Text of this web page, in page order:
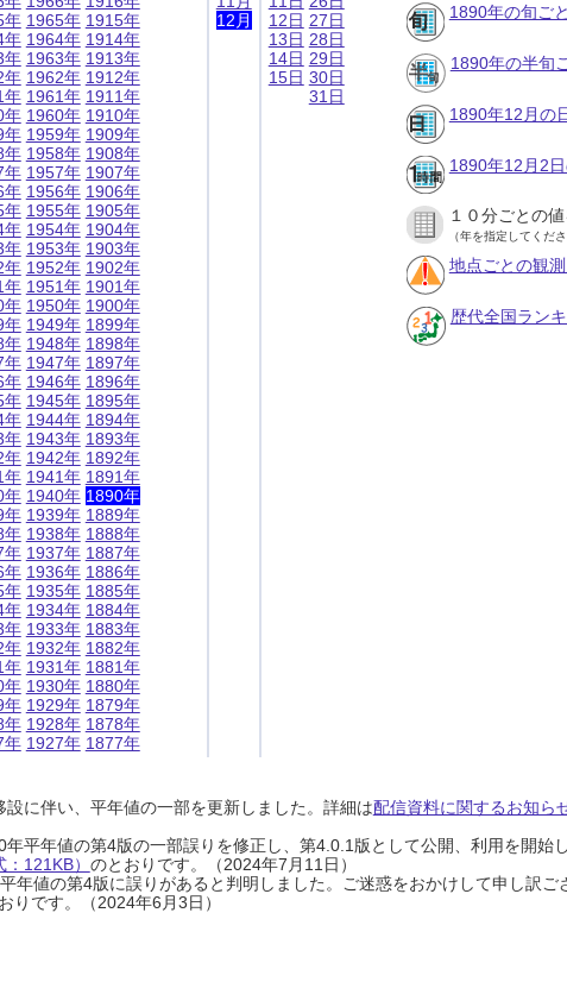
年
年
年
年
年
年
年
年
年
年
年
年
年
年
年
年
年
年
年
年
年
年
年
年
年
年
年
年
年
年
年
年
年
年
年
年
年
年
年
1965年
1964年
1963年
1962年
1961年
1960年
1959年
1958年
1957年
1956年
1955年
1954年
1953年
1952年
1951年
1950年
1949年
1948年
1947年
1946年
1945年
1944年
1943年
1942年
1941年
1940年
1939年
1938年
1937年
1936年
1935年
1934年
1933年
1932年
1931年
1930年
1929年
1928年
1927年
1915年
1914年
1913年
1912年
1911年
1910年
1909年
1908年
1907年
1906年
1905年
1904年
1903年
1902年
1901年
1900年
1899年
1898年
1897年
1896年
1895年
1894年
1893年
1892年
1891年
1890年
1889年
1888年
1887年
1886年
1885年
1884年
1883年
1882年
1881年
1880年
1879年
1878年
1877年
12月
12日
13日
14日
15日
27日
28日
29日
30日
31日
1890年の旬ご
1890年の半旬
1890年12月の
1890年12月2
１０分ごとの
（年を指定してくださ
地点ごとの観
歴代全国ラン
に伴い、平年値の一部を更新しました。詳細は配信資料に関するお知ら
平年値の第4版の一部誤りを修正し、第4.0.1版として公開、利用を開始
121KB） のとおりです。（2024年7月11日）
年値の第4版に誤りがあると判明しました。ご迷惑をおかけして申し訳ご
りです。（2024年6月3日）